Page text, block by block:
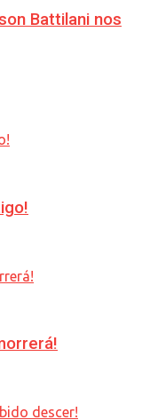
Battilani nos